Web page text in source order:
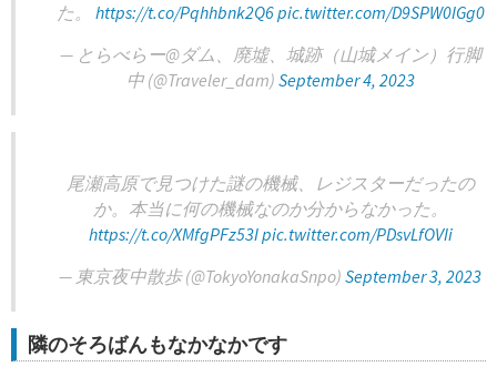
た。 https://t.co/Pqhhbnk2Q6pic.twitter.com/D9SPW0IGg0
— とらべらー@ダム、廃墟、城跡（山城メイン）行脚
中 (@Traveler_dam) September 4, 2023
尾瀬高原で見つけた謎の機械、レジスターだったの
か。本当に何の機械なのか分からなかった。
https://t.co/XMfgPFz53Ipic.twitter.com/PDsvLfOVIi
— 東京夜中散歩 (@TokyoYonakaSnpo) September 3, 2023
隣のそろばんもなかなかです